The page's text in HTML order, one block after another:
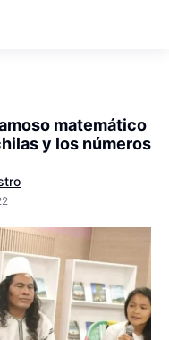
matemático
y los números